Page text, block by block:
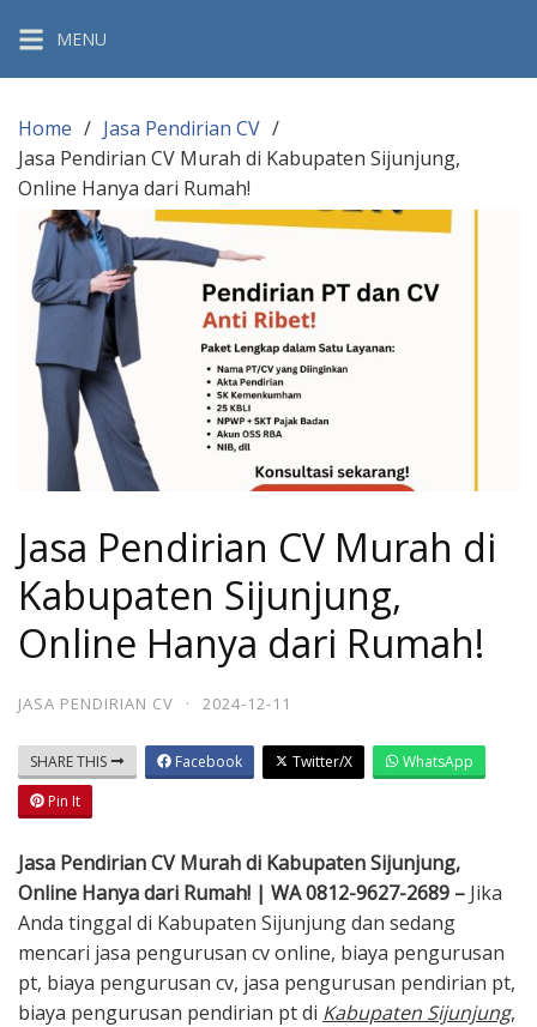
content
MENU
Home
Jasa Pendirian CV
Jasa Pendirian CV Murah di Kabupaten Sijunjung,
Online Hanya dari Rumah!
Jasa Pendirian CV Murah di
Kabupaten Sijunjung,
Online Hanya dari Rumah!
JASA PENDIRIAN CV · 2024-12-11
SHARE THIS Facebook Twitter/X
WhatsApp
Pin It
Jasa Pendirian CV Murah di Kabupaten Sijunjung,
Online Hanya dari Rumah! | WA 0812-9627-2689 – Jika
Anda tinggal di Kabupaten Sijunjung dan sedang
mencari jasa pengurusan cv online, biaya pengurusan
pt, biaya pengurusan cv, jasa pengurusan pendirian pt,
biaya pengurusan pendirian pt di Kabupaten Sijunjung,